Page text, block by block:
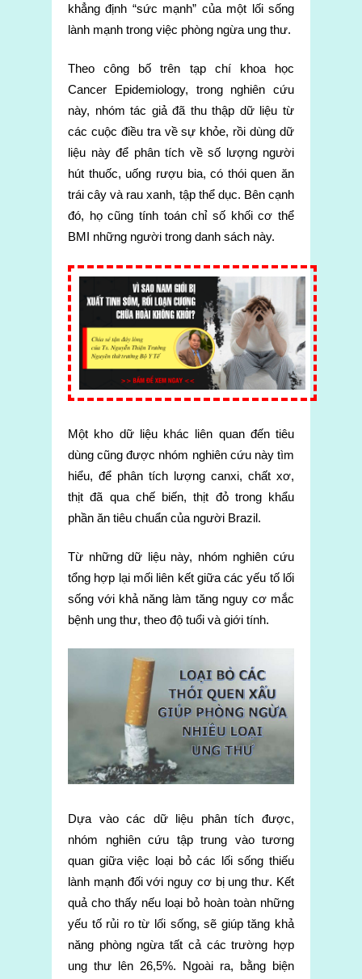
khẳng định “sức mạnh” của một lối sống
lành mạnh trong việc phòng ngừa ung thư.
Theo công bố trên tạp chí khoa học
Cancer Epidemiology, trong nghiên cứu
này, nhóm tác giả đã thu thập dữ liệu từ
các cuộc điều tra về sự khỏe, rồi dùng dữ
liệu này để phân tích về số lượng người
hút thuốc, uống rượu bia, có thói quen ăn
trái cây và rau xanh, tập thể dục. Bên cạnh
đó, họ cũng tính toán chỉ số khối cơ thể
BMI những người trong danh sách này.
Một kho dữ liệu khác liên quan đến tiêu
dùng cũng được nhóm nghiên cứu này tìm
hiểu, để phân tích lượng canxi, chất xơ,
thịt đã qua chế biến, thịt đỏ trong khẩu
phần ăn tiêu chuẩn của người Brazil.
Từ những dữ liệu này, nhóm nghiên cứu
tổng hợp lại mối liên kết giữa các yếu tố lối
sống với khả năng làm tăng nguy cơ mắc
bệnh ung thư, theo độ tuổi và giới tính.
Dựa vào các dữ liệu phân tích được,
nhóm nghiên cứu tập trung vào tương
quan giữa việc loại bỏ các lối sống thiếu
lành mạnh đối với nguy cơ bị ung thư. Kết
quả cho thấy nếu loại bỏ hoàn toàn những
yếu tố rủi ro từ lối sống, sẽ giúp tăng khả
năng phòng ngừa tất cả các trường hợp
ung thư lên 26,5%. Ngoài ra, bằng biện